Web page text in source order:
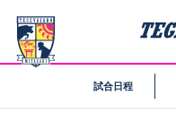
試合日程